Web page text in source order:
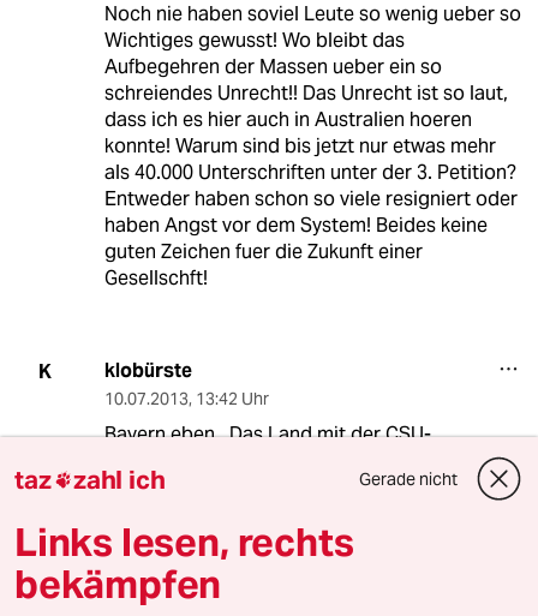
Noch nie haben soviel Leute so wenig ueber so
Wichtiges gewusst! Wo bleibt das
Aufbegehren der Massen ueber ein so
schreiendes Unrecht!! Das Unrecht ist so laut,
dass ich es hier auch in Australien hoeren
konnte! Warum sind bis jetzt nur etwas mehr
als 40.000 Unterschriften unter der 3. Petition?
Entweder haben schon so viele resigniert oder
haben Angst vor dem System! Beides keine
guten Zeichen fuer die Zukunft einer
Gesellschft!
K klobürste
10.07.2013, 13:42 Uhr
Bayern eben . Das Land mit der CSU-
Komödienstadl-Demokratie : Auf der Bühne die
Amigo-Schauspielschar "Filzokratiabavaria" ,
Mirsannmir!Hund'samma-Schenkelklopfer .
taz zahl ich Gerade nicht
Links lesen, rechts
bekämpfen